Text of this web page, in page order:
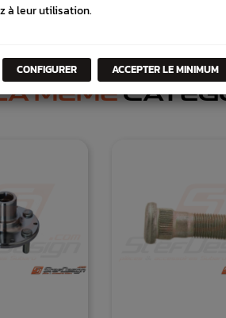
MÊME
à leur utilisation.
CONFIGURER ACCEPTER LE MINIMUM